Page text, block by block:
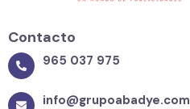
Contacto
965 037 975
info@grupoabadye.com